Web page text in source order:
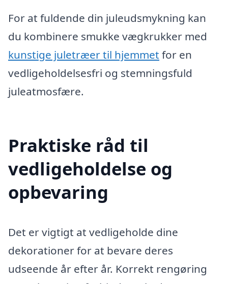
For at fuldende din juleudsmykning kan
du kombinere smukke vægkrukker med
kunstige juletræer til hjemmet for en
vedligeholdelsesfri og stemningsfuld
juleatmosfære.
Praktiske råd til
vedligeholdelse og
opbevaring
Det er vigtigt at vedligeholde dine
dekorationer for at bevare deres
udseende år efter år. Korrekt rengøring